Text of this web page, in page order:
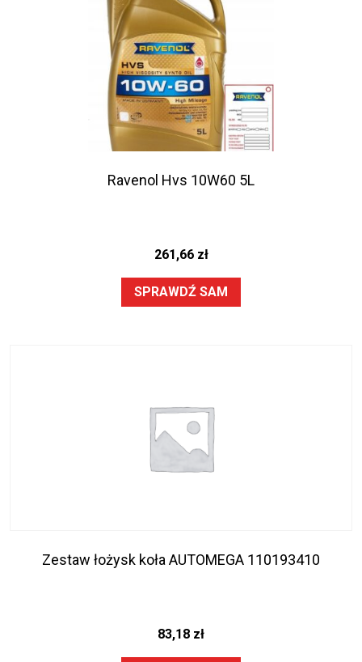
Ravenol Hvs 10W60 5L
261,66 zł
SPRAWDŹ SAM
Zestaw łożysk koła AUTOMEGA 110193410
83,18 zł